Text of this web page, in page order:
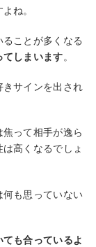
ね。
ことが多くなる
てしまいます。
きサインを出され
って相手が逸ら
高くなるでしょ
何も思っていない
も合っているよ